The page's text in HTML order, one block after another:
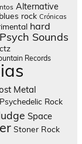
Alternative
blues rock Crónicas
hard
Sounds
Records
Metal
Psychedelic Rock
Space
Stoner Rock